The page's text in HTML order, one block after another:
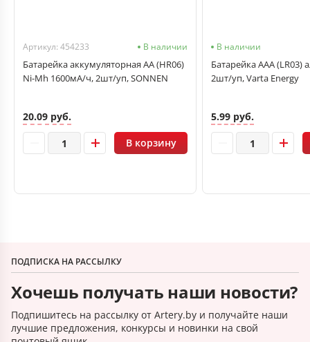
Артикул: 454233 В наличии
Батарейка аккумуляторная AA (HR06)
Ni-Mh 1600мА/ч, 2шт/уп, SONNEN
20.09 руб.
В корзину
В наличии
Батарейка ААА (LR03)
2шт/уп, Varta Energy
5.99 руб.
ПОДПИСКА НА РАССЫЛКУ
Хочешь получать наши новости?
Подпишитесь на рассылку от Artery.by и получайте наши
лучшие предложения, конкурсы и новинки на свой